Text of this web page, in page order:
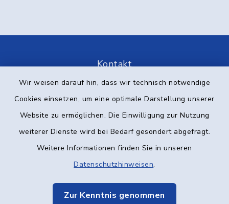
Wir weisen darauf hin, dass wir technisch notwendige
Cookies einsetzen, um eine optimale Darstellung unserer
Website zu ermöglichen. Die Einwilligung zur Nutzung
weiterer Dienste wird bei Bedarf gesondert abgefragt.
Weitere Informationen finden Sie in unseren
Datenschutzhinweisen.
Zur Kenntnis genommen
Kontakt
Datenschutz
Impressum
Elektronische Kommunikation
Sitemap